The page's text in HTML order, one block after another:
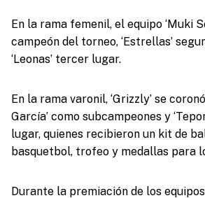
En la rama femenil, el equipo ‘Muki
campeón del torneo, ‘Estrellas’
‘Leonas’ tercer lugar.
En la rama varonil, ‘Grizzly’ se
García’ como subcampeones y
lugar, quienes recibieron un kit de
basquetbol, trofeo y medallas para
Durante la premiación de los